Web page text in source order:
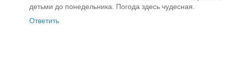
детьми до понедельника. Погода здесь чудесная.
Ответить